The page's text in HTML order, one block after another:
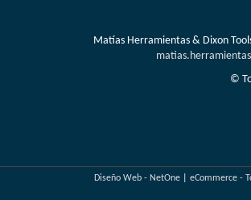
Matías Herramientas & Dixon
©
Diseño Web - NetOne eCommerce -